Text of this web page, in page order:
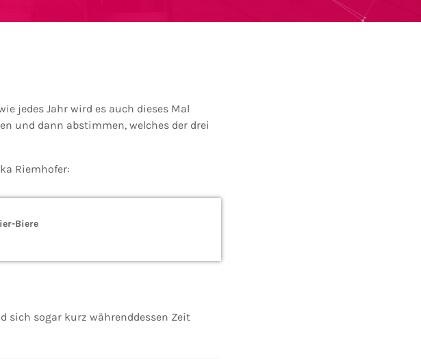
jedes Jahr wird es auch dieses Mal
und dann abstimmen, welches der drei
Riemhofer:
Biere
sich sogar kurz währenddessen Zeit